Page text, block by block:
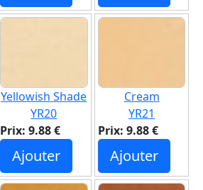
Yellowish Shade
YR20
Prix: 9.88 €
Ajouter
Cream
YR21
Prix: 9.88 €
Ajouter